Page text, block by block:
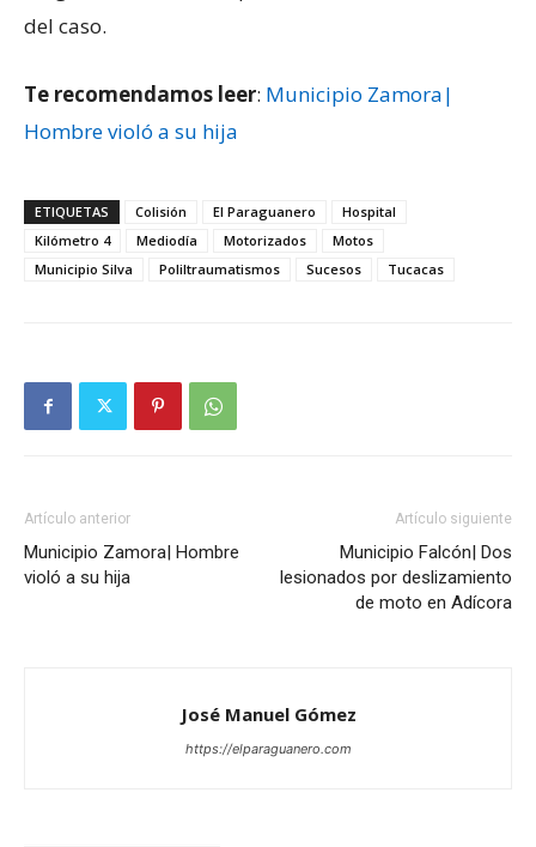
del caso.
Te recomendamos leer: Municipio Zamora|
Hombre violó a su hija
ETIQUETAS Colisión El Paraguanero
Hospital
Kilómetro 4
Mediodía Motorizados
Motos
Municipio Silva
Poliltraumatismos Sucesos Tucacas
Artículo anterior
Municipio Zamora| Hombre
violó a su hija
Artículo siguiente
Municipio Falcón| Dos
lesionados por deslizamiento
de moto en Adícora
José Manuel Gómez
https://elparaguanero.com